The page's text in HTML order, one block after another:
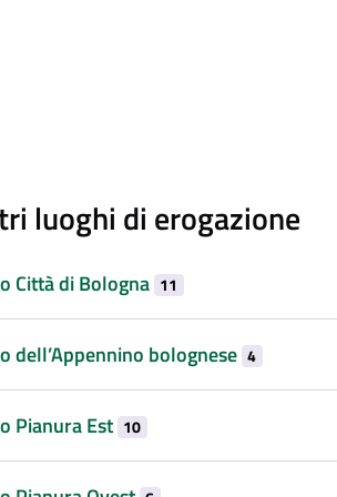
luoghi di erogazione
Città di Bologna 11
dell’Appennino bolognese 4
Pianura Est 10